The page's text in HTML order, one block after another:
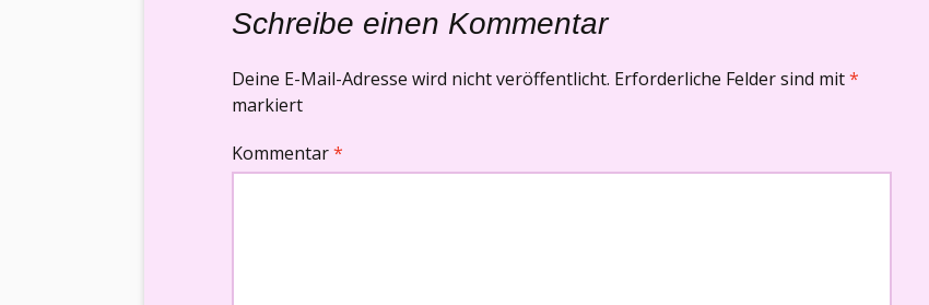
Schreibe einen Kommentar
Deine E-Mail-Adresse wird nicht veröffentlicht. Erforderliche Felder sind mit*
markiert
Kommentar*